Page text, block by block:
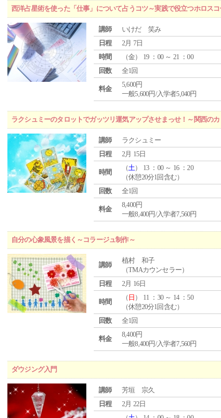
西洋占星術を使った「仕事」について占うコツ～実践で役立つホロス
講師
いけだ 笑み
日程
2月 7日
時間
（金） 19 ：00 ～ 21 ：00
回数
全1回
料金
5,600円
一般5,600円/入学者5,040円
ラクシュミーのタロットでガッツリ運気アップさせまっせ！～関西の
講師
ラクシュミー
日程
2月 15日
時間
（土） 13 ：00 ～ 16 ：20
（休憩20分1回含む）
回数
全1回
料金
8,400円
一般8,400円/入学者7,560円
自分の心象風景を描く～コラージュ制作～
講師
植村 和子
（TMAカウンセラー）
日程
2月 16日
時間
（ 日 ） 11 ：30 ～ 14 ：50
（休憩20分1回含む）
回数
全1回
料金
8,400円
一般8,400円/入学者7,560円
ダウジング入門
講師
芳垣 宗久
日程
2月 22日